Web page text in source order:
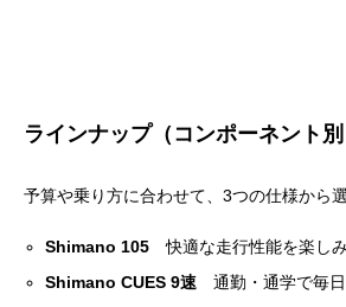
ラインナップ（コンポーネント別
予算や乗り方に合わせて、3つの仕様から選
Shimano 105 快適な走行性能を楽し
Shimano CUES 9速 通勤・通学で毎